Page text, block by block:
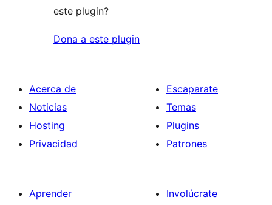
este plugin?
Dona a este plugin
Acerca de
Noticias
Hosting
Privacidad
Escaparate
Temas
Plugins
Patrones
Aprender
Involúcrate